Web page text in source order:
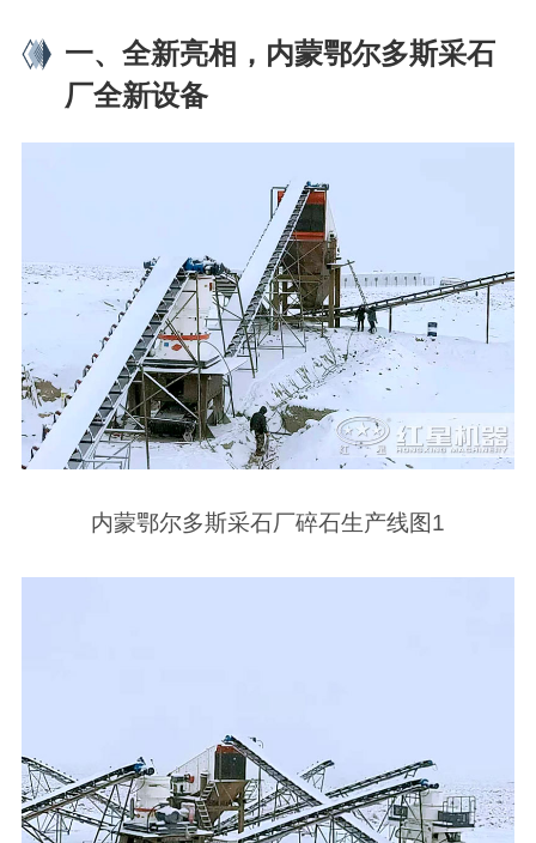
一、全新亮相，内蒙鄂尔多斯采石
厂全新设备
内蒙鄂尔多斯采石厂碎石生产线图1